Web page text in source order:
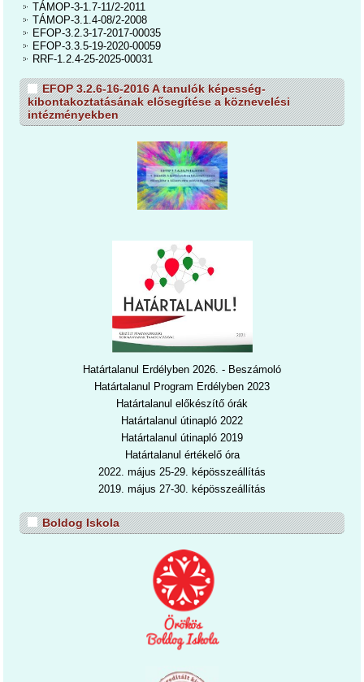
TÁMOP-3-1.7-11/2-2011
TÁMOP-3.1.4-08/2-2008
EFOP-3.2.3-17-2017-00035
EFOP-3.3.5-19-2020-00059
RRF-1.2.4-25-2025-00031
EFOP 3.2.6-16-2016 A tanulók képesség-
kibontakoztatásának elősegítése a köznevelési
intézményekben
Határtalanul Erdélyben 2026. - Beszámoló
Határtalanul Program Erdélyben 2023
Határtalanul előkészítő órák
Határtalanul útinapló 2022
Határtalanul útinapl ó 2019
Határtalanul értékelő óra
2022. május 25-29. képösszeállítás
2019. május 27-30. képösszeállítás
Boldog Iskola